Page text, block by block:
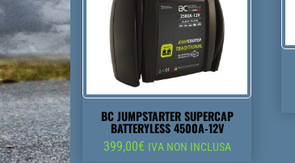
BC JUMPSTARTER SUPERCAP
BATTERYLESS 4500A-12V
399,00€ IVA NON INCLUSA